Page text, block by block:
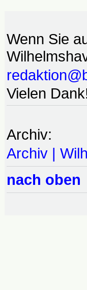
Wenn Sie
Vielen
Archiv:
Archiv |
nach oben